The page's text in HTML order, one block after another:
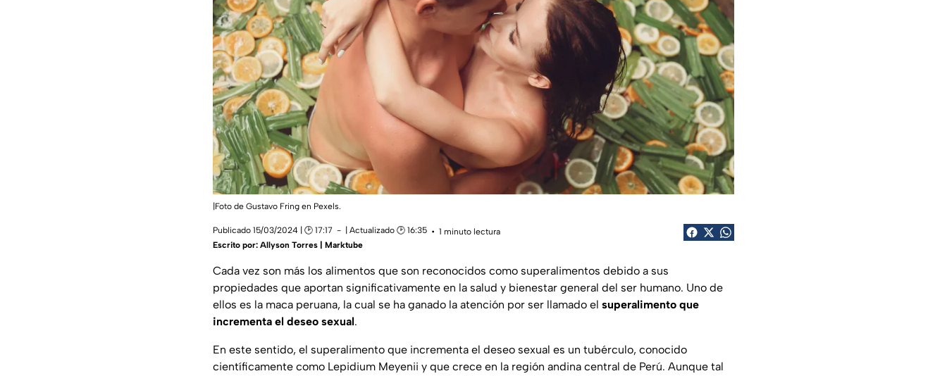
|Foto de Gustavo Fring en Pexels.
Publicado 15/03/2024 | 🕑 17:17 | Actualizado 🕑 16:35
1 minuto lectura
Escrito por: Allyson Torres | Marktube
Cada vez son más los alimentos que son reconocidos como superalimentos debido a sus
propiedades que aportan significativamente en la salud y bienestar general del ser humano. Uno de
ellos es la maca peruana, la cual se ha ganado la atención por ser llamado el superalimento que
incrementa el deseo sexual.
En este sentido, el superalimento que incrementa el deseo sexual es un tubérculo, conocido
científicamente como Lepidium Meyenii y que crece en la región andina central de Perú. Aunque tal